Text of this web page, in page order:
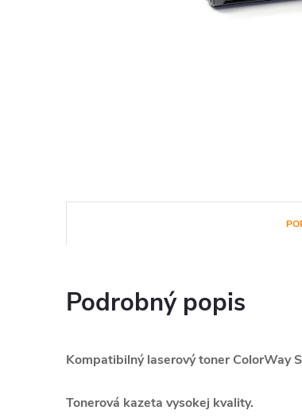
Podrobný popis
Kompatibilný laserový toner ColorWay
Tonerová kazeta vysokej kvality.